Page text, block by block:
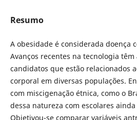
Resumo
A obesidade é considerada doença
Avanços recentes na tecnologia
candidatos que estão relacionados
corporal em diversas populações.
com miscigenação étnica, como o
dessa natureza com escolares ainda
Objetivou-se comparar variáveis